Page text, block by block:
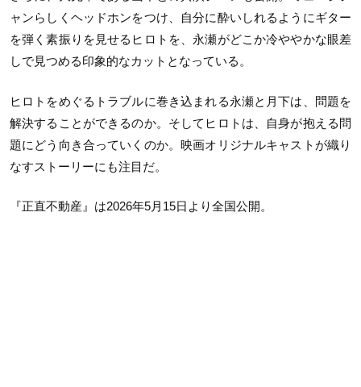
ャンらしくヘッドホンをつけ、自分に酔いしれるようにギター
を弾く素振りを見せるヒロトを、永瀬がどこか冷ややかな眼差
しで見つめる印象的なカットとなっている。
ヒロトをめぐるトラブルに巻き込まれる永瀬と月下は、問題を
解決することができるのか。そしてヒロトは、自身が抱える問
題にどう向き合っていくのか。映画オリジナルキャストが織り
なすストーリーにも注目だ。
『正直不動産』は2026年5月15日より全国公開。